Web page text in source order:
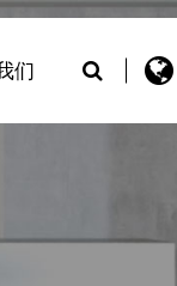
们